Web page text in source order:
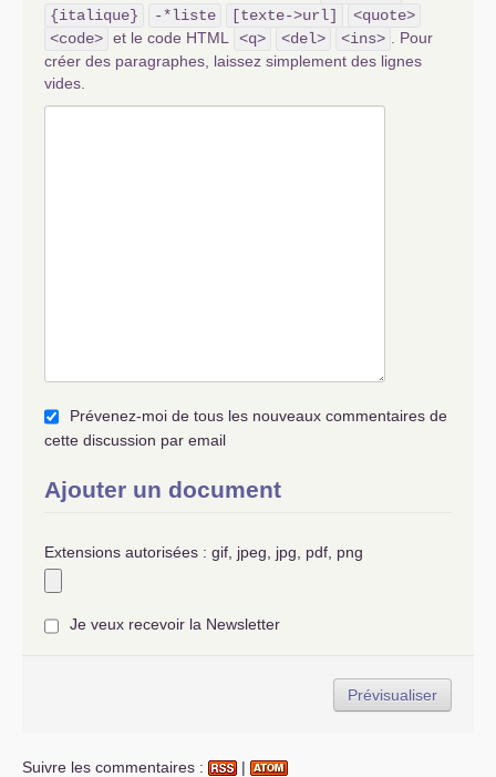
{italique}
-*liste [texte->url]
<quote>
<code> et le code HTML <q> <del> <ins>
. Pour
créer des paragraphes, laissez simplement des lignes
vides.
Prévenez-moi de tous les nouveaux commentaires de
cette discussion par email
Ajouter un document
Extensions autorisées : gif, jpeg, jpg, pdf, png
Je veux recevoir la Newsletter
Suivre les commentaires : |